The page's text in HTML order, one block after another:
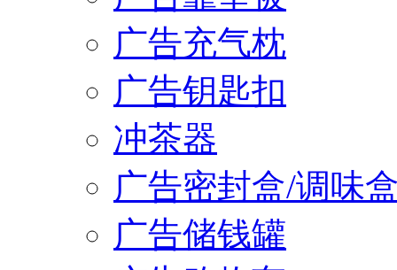
广告充气枕
广告钥匙扣
冲茶器
广告密封盒/调味
广告储钱罐